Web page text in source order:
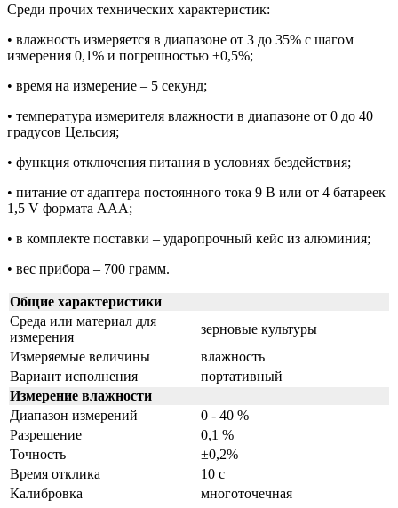
Среди прочих технических характеристик:
• влажность измеряется в диапазоне от 3 до 35% с шагом
измерения 0,1% и погрешностью ±0,5%;
• время на измерение – 5 секунд;
• температура измерителя влажности в диапазоне от 0 до 40
градусов Цельсия;
• функция отключения питания в условиях бездействия;
• питание от адаптера постоянного тока 9 В или от 4 батареек
1,5 V формата AAA;
• в комплекте поставки – ударопрочный кейс из алюминия;
• вес прибора – 700 грамм.
Общие характеристики
Среда или материал для
измерения
зерновые культуры
Измеряемые величины
влажность
Вариант исполнения
портативный
Измерение влажности
Диапазон измерений
0 - 40 %
Разрешение
0,1 %
Точность
±0,2%
Время отклика
10 с
Калибровка
многоточечная